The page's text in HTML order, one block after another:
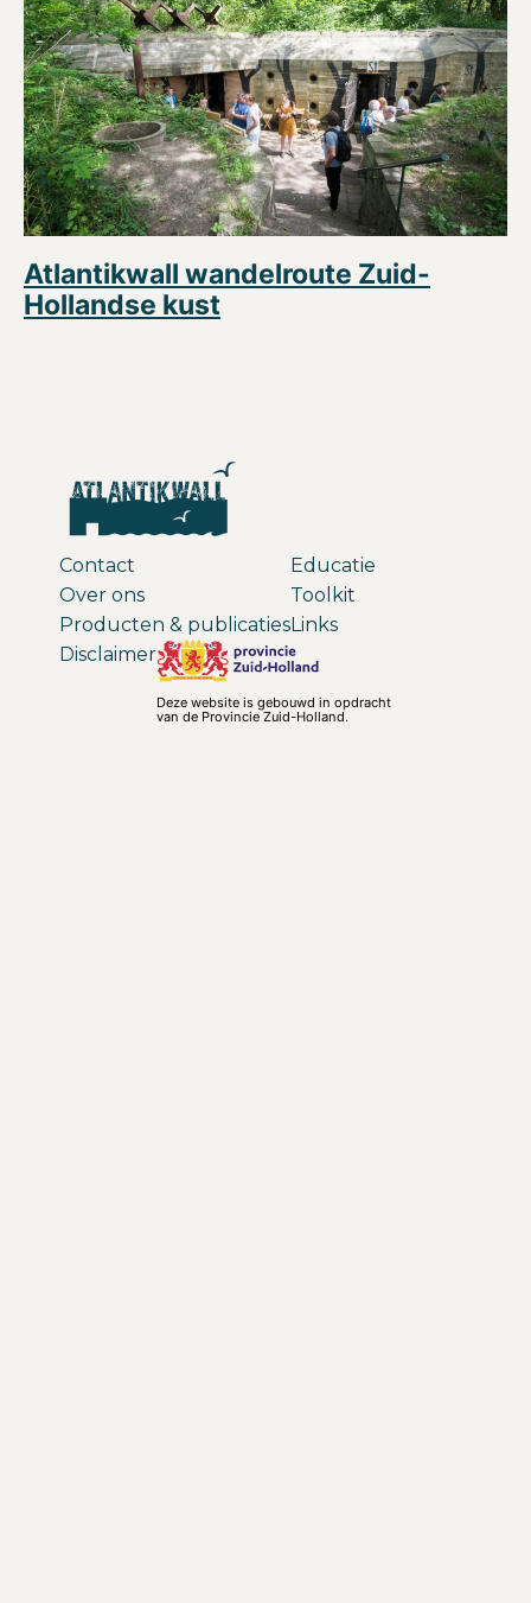
Atlantikwall wandelroute Zuid-
Hollandse kust
Contact
Over ons
Producten & publicaties
Educatie
Toolkit
Links
Disclaimer
Deze website is gebouwd in opdracht
van de Provincie Zuid-Holland.